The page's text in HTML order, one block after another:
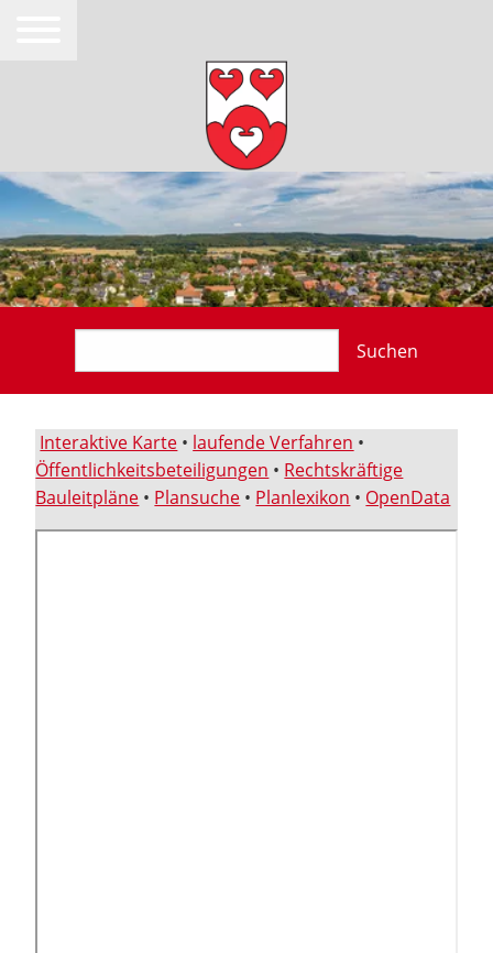
Suchen
Interaktive Karte • laufende Verfahren •
Öffentlichkeitsbeteiligungen • Rechtskräftige
Bauleitpläne • Plansuche • Planlexikon • OpenData